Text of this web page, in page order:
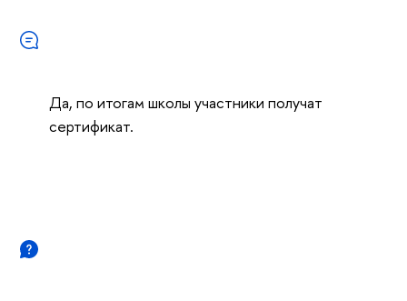
Да, по итогам школы участники получат
сертификат.